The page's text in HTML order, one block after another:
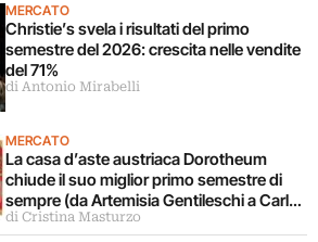
MERCATO
Christie’s svela i risultati del primo
semestre del 2026: crescita nelle vendite
del 71%
di Antonio Mirabelli
MERCATO
La casa d’aste austriaca Dorotheum
chiude il suo miglior primo semestre di
sempre (da Artemisia Gentileschi a Carla
Accardi)
di Cristina Masturzo